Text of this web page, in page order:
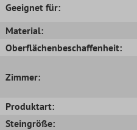
Geeignet für:
Material:
Oberflächenbeschaffenheit:
Zimmer:
Produktart:
Steingröße: